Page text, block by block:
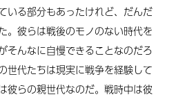
いる部分もあったけれど、だんだ
。彼らは戦後のモノのない時代を
そんなに自慢できることなのだろ
世代たちは現実に戦争を経験して
彼らの親世代なのだ。戦時中は彼